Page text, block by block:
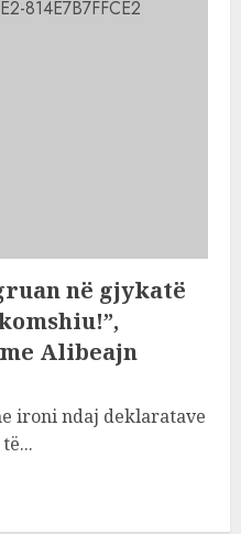
në gjykatë
Alibeajn
ironi ndaj deklaratave